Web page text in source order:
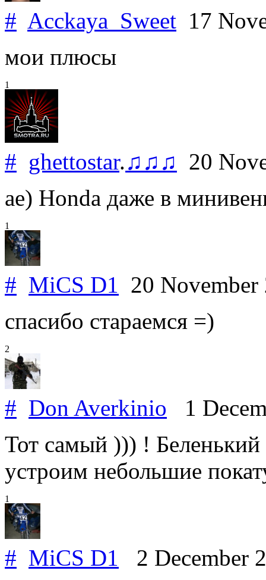
# Acckaya_Sweet 17
мои плюсы
1
# ghettostar.♫♫♫
20
ае) Honda даже в
1
# MiCS D1 20
спасибо стараемся =)
2
# Don Averkinio 1
Тот самый ))) ! Беленький
устроим небольшие
1
# MiCS D1 2 December